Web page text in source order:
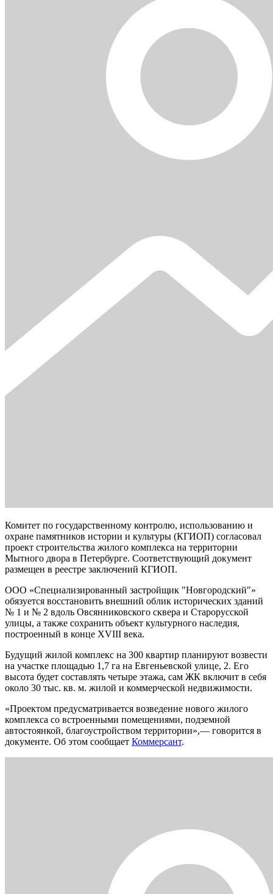
Комитет по государственному контролю, использованию и
охране памятников истории и культуры (КГИОП) согласовал
проект строительства жилого комплекса на территории
Мытного двора в Петербурге. Соответствующий документ
размещен в реестре заключений КГИОП.
ООО «Специализированный застройщик "Новгородский"»
обязуется восстановить внешний облик исторических зданий
№ 1 и № 2 вдоль Овсянниковского сквера и Старорусской
улицы, а также сохранить объект культурного наследия,
построенный в конце XVIII века.
Будущий жилой комплекс на 300 квартир планируют возвести
на участке площадью 1,7 га на Евгеньевской улице, 2. Его
высота будет составлять четыре этажа, сам ЖК включит в себя
около 30 тыс. кв. м. жилой и коммерческой недвижимости.
«Проектом предусматривается возведение нового жилого
комплекса со встроенными помещениями, подземной
автостоянкой, благоустройством территории»,— говорится в
документе. Об этом сообщает Коммерсант.